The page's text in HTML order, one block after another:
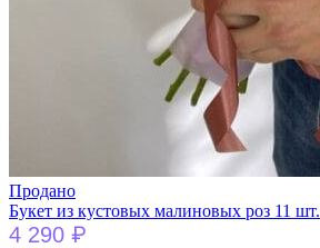
Продано
Букет из кустовых малиновых роз 11 шт.
4 290 ₽